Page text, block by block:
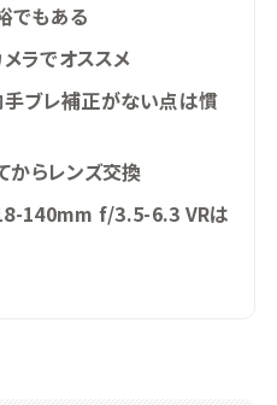
でもある
ラでオススメ
手ブレ補正がない点は慣
からレンズ交換
140mm f/3.5-6.3 VRは